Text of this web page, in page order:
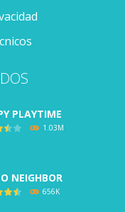
PLAYTIME
1.03M
NEIGHBOR
656K